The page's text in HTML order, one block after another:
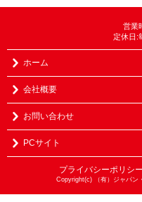
営業
定休日:
ホーム
会社概要
お問い合わせ
PCサイト
プライバシーポリシー
Copyright(c) （有）ジャパン